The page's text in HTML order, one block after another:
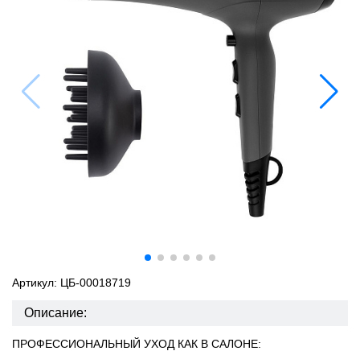
Артикул: ЦБ-00018719
Описание:
ПРОФЕССИОНАЛЬНЫЙ УХОД КАК В САЛОНЕ: